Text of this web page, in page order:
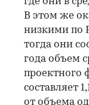
В этом же
низкими по
тогда они
года объем
проектного
составляет
от объема